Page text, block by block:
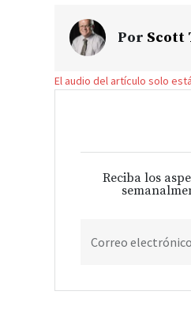
Por Scott
El audio del artículo solo
Reciba los
Correo electrónico